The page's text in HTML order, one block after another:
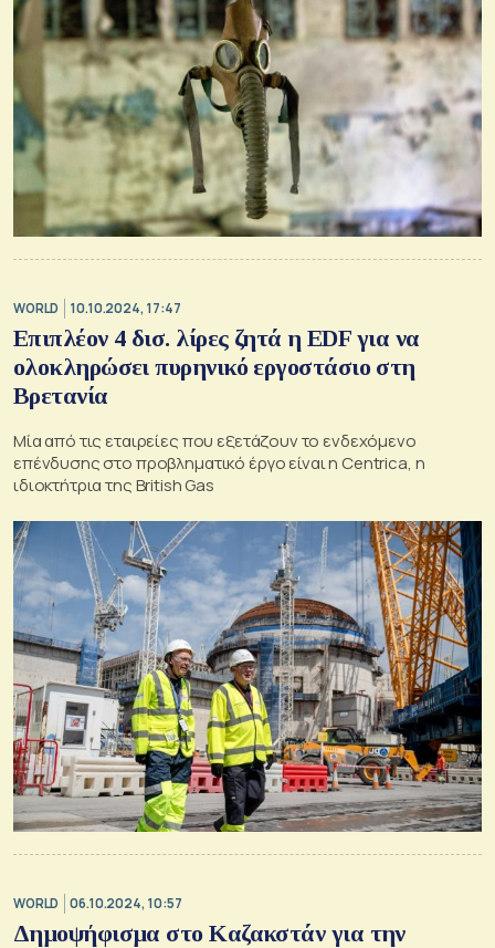
WORLD 10.10.2024, 17:47
Επιπλέον 4 δισ. λίρες ζητά η EDF για να
ολοκληρώσει πυρηνικό εργοστάσιο στη
Βρετανία
Μία από τις εταιρείες που εξετάζουν το ενδεχόμενο
επένδυσης στο προβληματικό έργο είναι η Centrica, η
ιδιοκτήτρια της British Gas
WORLD 06.10.2024, 10:57
Δημοψήφισμα στο Καζακστάν για την